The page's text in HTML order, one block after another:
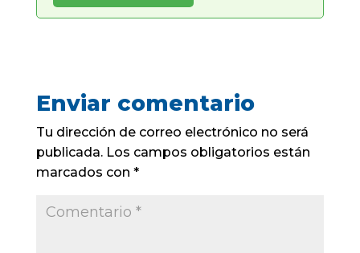
Enviar comentario
Tu dirección de correo electrónico no será
publicada. Los campos obligatorios están
marcados con *